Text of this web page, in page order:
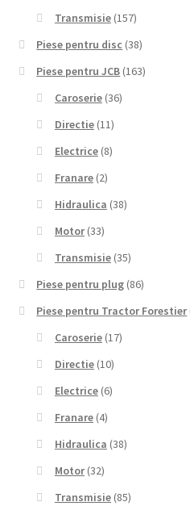
Transmisie (157)
Piese pentru disc (38)
Piese pentru JCB (163)
Caroserie (36)
Directie (11)
Electrice (8)
Franare (2)
Hidraulica (38)
Motor (33)
Transmisie (35)
Piese pentru plug (86)
Piese pentru Tractor Forestier
Caroserie (17)
Directie (10)
Electrice (6)
Franare (4)
Hidraulica (38)
Motor (32)
Transmisie (85)